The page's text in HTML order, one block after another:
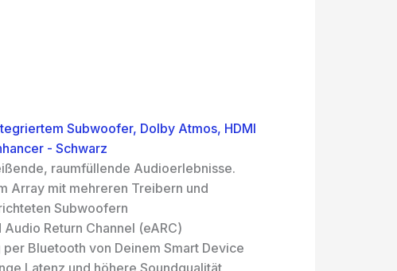
Subwoofer, Dolby Atmos, HDMI
- Schwarz
raumfüllende Audioerlebnisse.
Array mit mehreren Treibern und
Subwoofern
Audio Return Channel (eARC)
Bluetooth von Deinem Smart Device